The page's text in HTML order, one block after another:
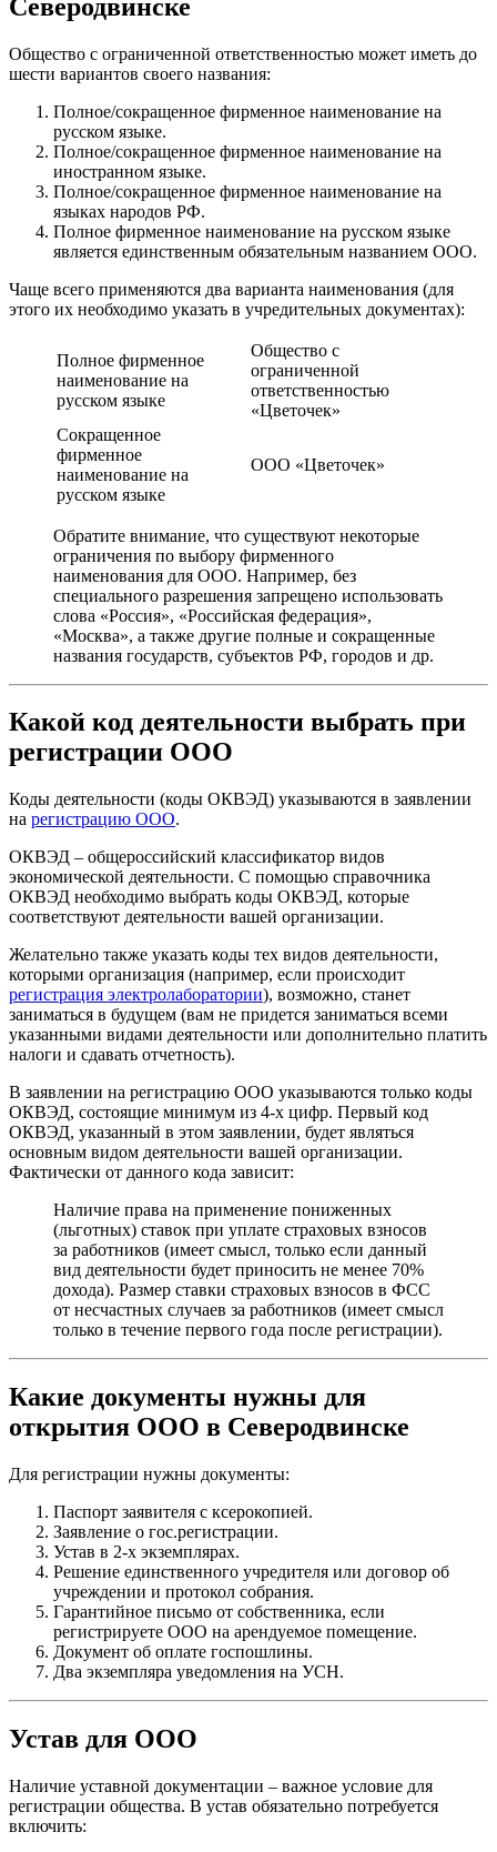
Северодвинске
Общество с ограниченной ответственностью может иметь до
шести вариантов своего названия:
Полное/сокращенное фирменное наименование на
русском языке.
Полное/сокращенное фирменное наименование на
иностранном языке.
Полное/сокращенное фирменное наименование на
языках народов РФ.
Полное фирменное наименование на русском языке
является единственным обязательным названием ООО.
Чаще всего применяются два варианта наименования (для
этого их необходимо указать в учредительных документах):
Полное фирменное
наименование на
русском языке
Общество с
ограниченной
ответственностью
«Цветочек»
Сокращенное
фирменное
наименование на
русском языке
ООО «Цветочек»
Обратите внимание, что существуют некоторые
ограничения по выбору фирменного
наименования для ООО. Например, без
специального разрешения запрещено использовать
слова «Россия», «Российская федерация»,
«Москва», а также другие полные и сокращенные
названия государств, субъектов РФ, городов и др.
Какой код деятельности выбрать при
регистрации ООО
Коды деятельности (коды ОКВЭД) указываются в заявлении
на регистрацию ООО.
ОКВЭД – общероссийский классификатор видов
экономической деятельности. С помощью справочника
ОКВЭД необходимо выбрать коды ОКВЭД, которые
соответствуют деятельности вашей организации.
Желательно также указать коды тех видов деятельности,
которыми организация (например, если происходит
регистрация электролаборатории), возможно, станет
заниматься в будущем (вам не придется заниматься всеми
указанными видами деятельности или дополнительно платить
налоги и сдавать отчетность).
В заявлении на регистрацию ООО указываются только коды
ОКВЭД, состоящие минимум из 4-х цифр. Первый код
ОКВЭД, указанный в этом заявлении, будет являться
основным видом деятельности вашей организации.
Фактически от данного кода зависит:
Наличие права на применение пониженных
(льготных) ставок при уплате страховых взносов
за работников (имеет смысл, только если данный
вид деятельности будет приносить не менее 70%
дохода). Размер ставки страховых взносов в ФСС
от несчастных случаев за работников (имеет смысл
только в течение первого года после регистрации).
Какие документы нужны для
открытия ООО в Северодвинске
Для регистрации нужны документы:
Паспорт заявителя с ксерокопией.
Заявление о гос.регистрации.
Устав в 2-х экземплярах.
Решение единственного учредителя или договор об
учреждении и протокол собрания.
Гарантийное письмо от собственника, если
регистрируете ООО на арендуемое помещение.
Документ об оплате госпошлины.
Два экземпляра уведомления на УСН.
Устав для ООО
Наличие уставной документации – важное условие для
регистрации общества. В устав обязательно потребуется
включить: